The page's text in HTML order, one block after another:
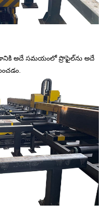
అదే సమయంలో ప్రొఫైల్‌ను అదే